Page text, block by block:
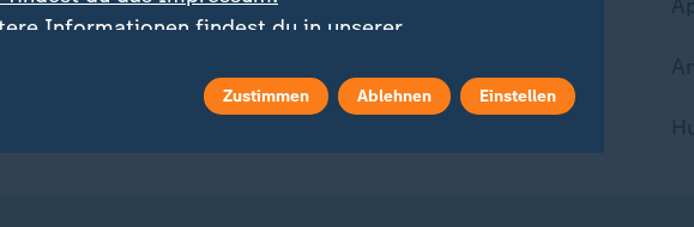
Videos
Informationen findest du in unserer
Zustimmen Ablehnen Einstellen